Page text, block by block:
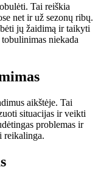
Tai reiškia
net ir už sezonų ribų.
jų žaidimą ir taikyti
niekada
aikštėje. Tai
situacijas ir veikti
problemas ir
reikalinga.